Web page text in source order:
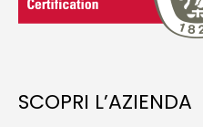
SCOPRI L’AZIENDA